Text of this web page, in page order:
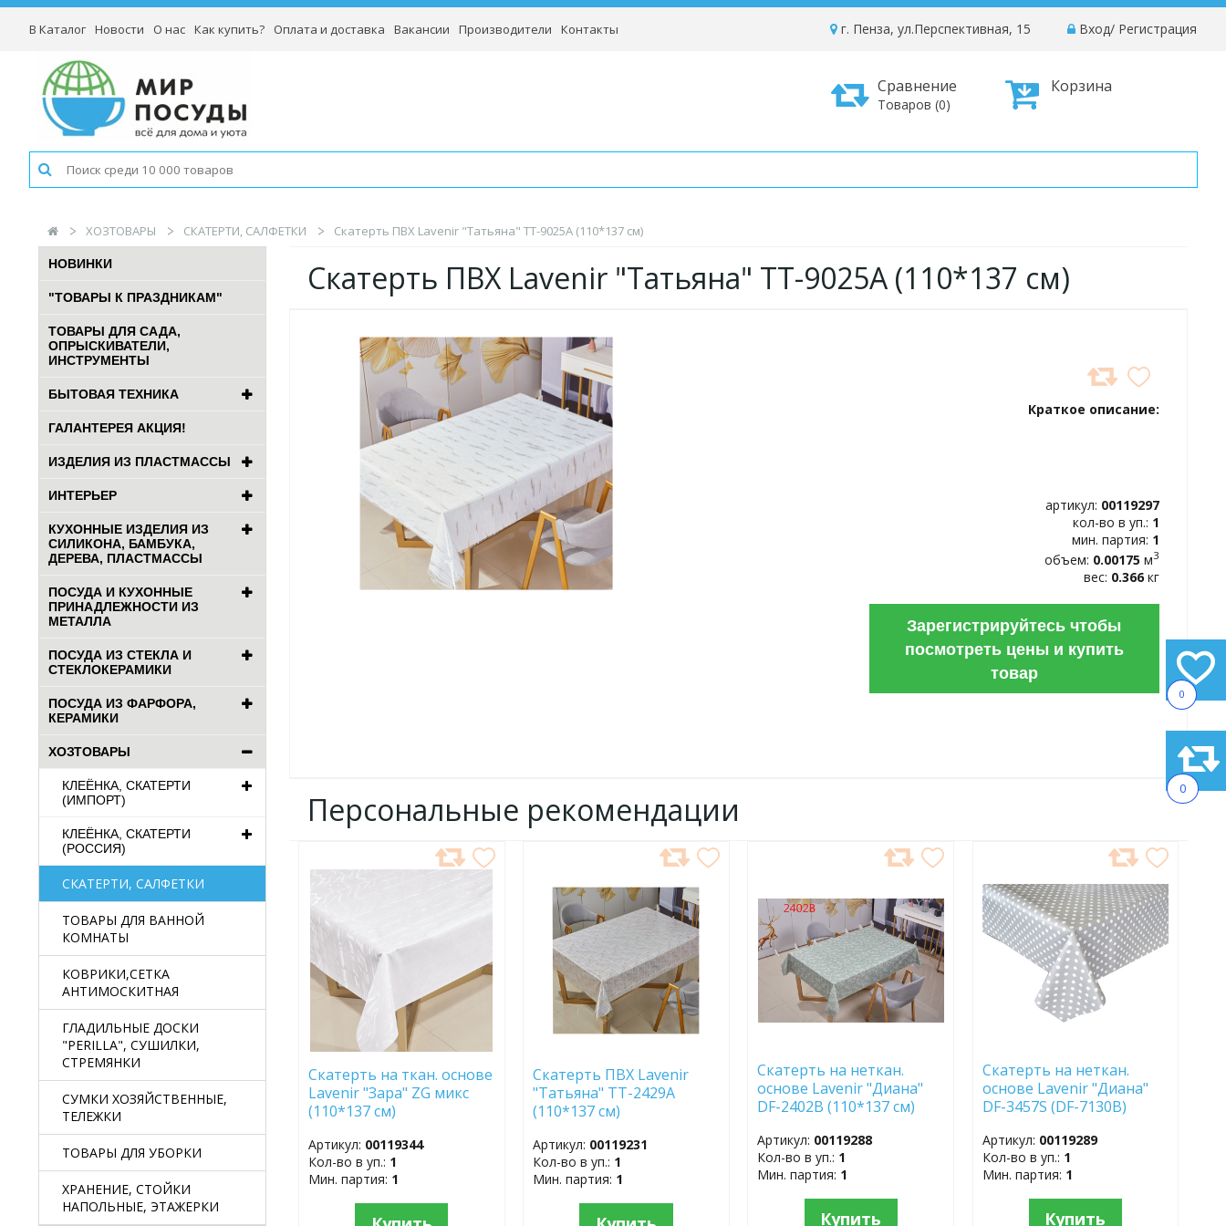
0
0
В Каталог Новости О нас Как купить? Оплата и доставка Вакансии Производители Контакты Вход/ Регистрация
г. Пенза, ул.Перспективная, 15
Корзина
Сравнение
Товаров (0)
ХОЗТОВАРЫ СКАТЕРТИ, САЛФЕТКИ Скатерть ПВХ Lavenir "Татьяна" TT-9025A (110*137 см)
НОВИНКИ
"ТОВАРЫ К ПРАЗДНИКАМ"
ТОВАРЫ ДЛЯ САДА,
ОПРЫСКИВАТЕЛИ,
ИНСТРУМЕНТЫ
БЫТОВАЯ ТЕХНИКА
ГАЛАНТЕРЕЯ АКЦИЯ!
ИЗДЕЛИЯ ИЗ ПЛАСТМАССЫ
ИНТЕРЬЕР
КУХОННЫЕ ИЗДЕЛИЯ ИЗ
СИЛИКОНА, БАМБУКА,
ДЕРЕВА, ПЛАСТМАССЫ
ПОСУДА И КУХОННЫЕ
ПРИНАДЛЕЖНОСТИ ИЗ
МЕТАЛЛА
ПОСУДА ИЗ СТЕКЛА И
СТЕКЛОКЕРАМИКИ
ПОСУДА ИЗ ФАРФОРА,
КЕРАМИКИ
ХОЗТОВАРЫ
КЛЕЁНКА, СКАТЕРТИ
(ИМПОРТ)
КЛЕЁНКА, СКАТЕРТИ
(РОССИЯ)
СКАТЕРТИ, САЛФЕТКИ
ТОВАРЫ ДЛЯ ВАННОЙ
КОМНАТЫ
КОВРИКИ,СЕТКА
АНТИМОСКИТНАЯ
ГЛАДИЛЬНЫЕ ДОСКИ
"PERILLA", СУШИЛКИ,
СТРЕМЯНКИ
СУМКИ ХОЗЯЙСТВЕННЫЕ,
ТЕЛЕЖКИ
ТОВАРЫ ДЛЯ УБОРКИ
ХРАНЕНИЕ, СТОЙКИ
НАПОЛЬНЫЕ, ЭТАЖЕРКИ
Скатерть ПВХ Lavenir "Татьяна" TT-9025A (110*137 см)
Краткое описание:
артикул: 00119297
кол-во в уп.: 1
мин. партия: 1
объем: 0.00175 м3
вес: 0.366 кг
Зарегистрируйтесь чтобы
посмотреть цены и купить
товар
Персональные рекомендации
ДОБАВИТЬ
Скатерть на ткан. основе
Lavenir "Зара" ZG микс
(110*137 см)
Артикул: 00119344
Кол-во в уп.: 1
Мин. партия: 1
В
ИЗБРАННОЕ
Скатерть ПВХ Lavenir
"Татьяна" TT-2429A
(110*137 см)
Артикул: 00119231
Кол-во в уп.: 1
Мин. партия: 1
ИЗБРАННОЕ
Скатерть на неткан.
основе Lavenir "Диана"
DF-2402B (110*137 см)
Артикул: 00119288
Кол-во в уп.: 1
Мин. партия: 1
Купить
В
ИЗБРАННОЕ
Скатерть на неткан.
основе Lavenir "Диана"
DF-3457S (DF-7130B)
Артикул: 00119289
Кол-во в уп.: 1
Мин. партия: 1
Купить